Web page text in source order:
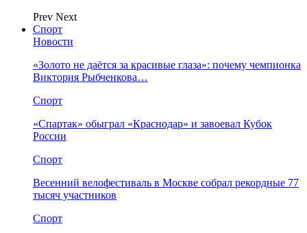
Prev Next
Спорт
Новости
«Золото не даётся за красивые глаза»: почему чемпионка
Виктория Рыбченкова…
Спорт
«Спартак» обыграл «Краснодар» и завоевал Кубок
России
Спорт
Весенний велофестиваль в Москве собрал рекордные 77
тысяч участников
Спорт